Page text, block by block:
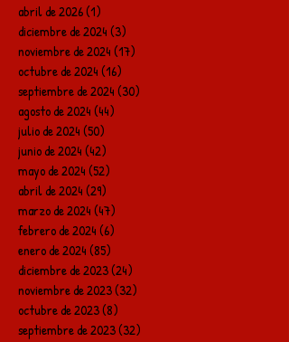
abril de 2026(1)
diciembre de 2024(3)
noviembre de 2024(17)
octubre de 2024(16)
septiembre de 2024(30)
agosto de 2024(44)
julio de 2024(50)
junio de 2024(42)
mayo de 2024(52)
abril de 2024(29)
marzo de 2024(47)
febrero de 2024(6)
enero de 2024(85)
diciembre de 2023(24)
noviembre de 2023(32)
octubre de 2023(8)
septiembre de 2023(32)